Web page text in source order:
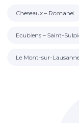
Cheseaux – Romanel
Ecublens – Saint-
Le Mont-sur-